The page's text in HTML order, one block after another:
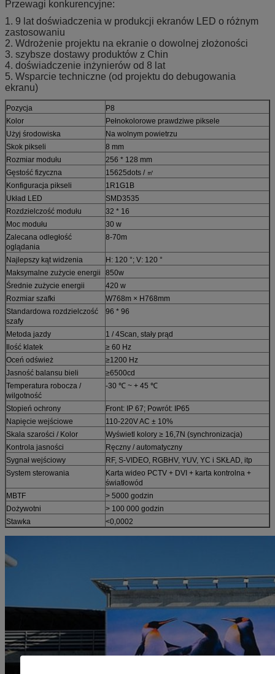
Przewagi konkurencyjne:
1. 9 lat doświadczenia w produkcji ekranów LED o różnym
zastosowaniu
2. Wdrożenie projektu na ekranie o dowolnej złożoności
3. szybsze dostawy produktów z Chin
4. doświadczenie inżynierów od 8 lat
5. Wsparcie techniczne (od projektu do debugowania
ekranu)
Pozycja
P8
Kolor
Pełnokolorowe prawdziwe piksele
Użyj środowiska
Na wolnym powietrzu
Skok pikseli
8 mm
Rozmiar modułu
256 * 128 mm
Gęstość fizyczna
15625dots / ㎡
Konfiguracja pikseli
1R1G1B
Układ LED
SMD3535
Rozdzielczość modułu
32 * 16
Moc modułu
30 w
Zalecana odległość
oglądania
8-70m
Najlepszy kąt widzenia
H: 120 °; V: 120 °
Maksymalne zużycie energii
850w
Średnie zużycie energii
420 w
Rozmiar szafki
W768m × H768mm
Standardowa rozdzielczość
szafy
96 * 96
Metoda jazdy
1 / 4Scan, stały prąd
Ilość klatek
≥ 60 Hz
Oceń odśwież
≥1200 Hz
Jasność balansu bieli
≥6500cd
Temperatura robocza /
wilgotność
-30 ℃ ~ + 45 ℃
Stopień ochrony
Front: IP 67; Powrót: IP65
Napięcie wejściowe
110-220V AC ± 10%
Skala szarości / Kolor
Wyświetl kolory ≥ 16,7N (synchronizacja)
Kontrola jasności
Ręczny / automatyczny
Sygnał wejściowy
RF, S-VIDEO, RGBHV, YUV, YC i SKŁAD, itp
System sterowania
Karta wideo PCTV + DVI + karta kontrolna +
światłowód
MBTF
> 5000 godzin
Dożywotni
> 100 000 godzin
Stawka
<0,0002